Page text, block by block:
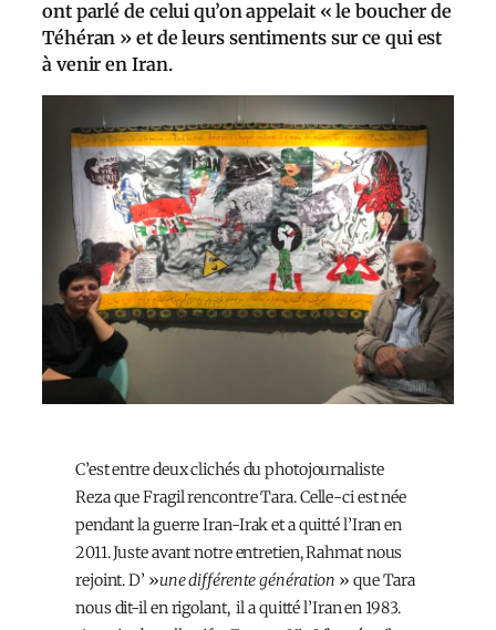
ont parlé de celui qu’on appelait « le boucher de
Téhéran » et de leurs sentiments sur ce qui est
à venir en Iran.
C’est entre deux clichés du photojournaliste
Reza que Fragil rencontre Tara. Celle-ci est née
pendant la guerre Iran-Irak et a quitté l’Iran en
2011. Juste avant notre entretien, Rahmat nous
rejoint. D’ »une différente génération » que Tara
nous dit-il en rigolant, il a quitté l’Iran en 1983.